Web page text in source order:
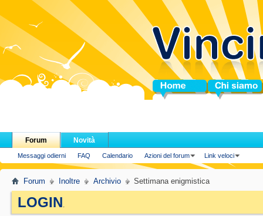
Home Chi siamo
Forum
Messaggi odierni FAQ Calendario Azioni del forum Link veloci
Novità
Forum Inoltre Archivio Settimana enigmistica
LOGIN.